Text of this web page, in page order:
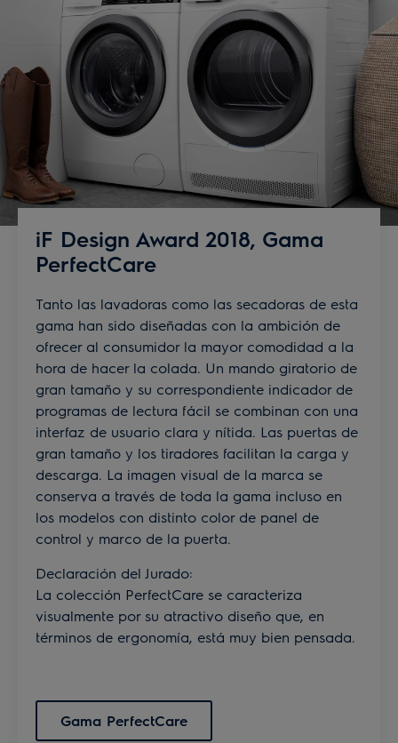
iF Design Award 2018, Gama
PerfectCare
Tanto las lavadoras como las secadoras de esta
gama han sido diseñadas con la ambición de
ofrecer al consumidor la mayor comodidad a la
hora de hacer la colada. Un mando giratorio de
gran tamaño y su correspondiente indicador de
programas de lectura fácil se combinan con una
interfaz de usuario clara y nítida. Las puertas de
gran tamaño y los tiradores facilitan la carga y
descarga. La imagen visual de la marca se
conserva a través de toda la gama incluso en
los modelos con distinto color de panel de
control y marco de la puerta.
Declaración del Jurado:
La colección PerfectCare se caracteriza
visualmente por su atractivo diseño que, en
términos de ergonomía, está muy bien pensada.
Gama PerfectCare